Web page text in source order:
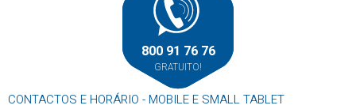
800 91 76 76
GRATUITO!
CONTACTOS E HORÁRIO - MOBILE E SMALL TABLET